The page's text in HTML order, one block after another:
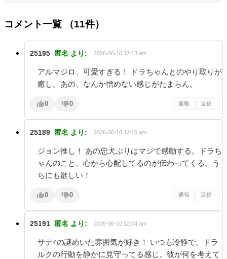
コメント一覧 （11件）
25195 匿名 より: 2026-06-10 12:13 am
アルマジロ、可愛すぎる！ ドラちゃんとのやり取りが
癒し。あの、なんか憎めない感じがたまらん。
0 0 通報 返信
25189 匿名 より: 2026-06-10 12:10 am
ジョン推し！ あの忠犬ぶりはマジで感動する。ドラち
ゃんのこと、心から心配してるのが伝わってくる。う
ちにも欲しい！
0 0 通報 返信
25191 匿名 より: 2026-06-10 12:04 am
サテｨの謎めいた雰囲気が好き！ いつも冷静で、ドラ
ルクの行動を静かに見守ってる感じ。彼が何を考えて